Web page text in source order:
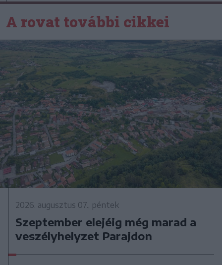
A rovat további cikkei
2026. augusztus 07., péntek
Szeptember elejéig még marad a
veszélyhelyzet Parajdon